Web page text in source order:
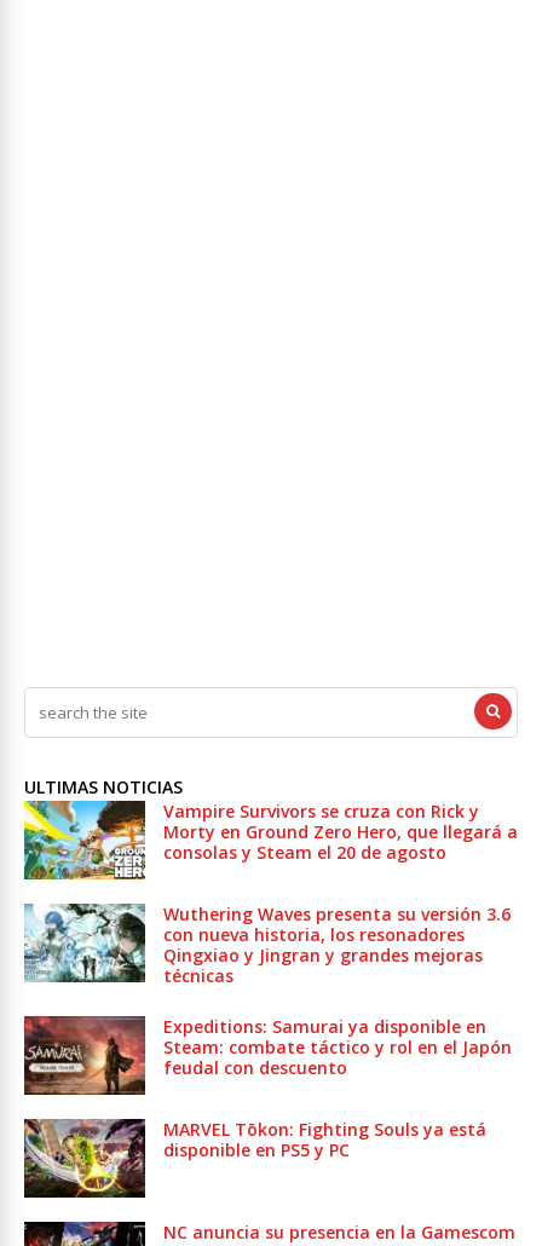
ULTIMAS NOTICIAS
Vampire Survivors se cruza con Rick y
Morty en Ground Zero Hero, que llegará a
consolas y Steam el 20 de agosto
Wuthering Waves presenta su versión 3.6
con nueva historia, los resonadores
Qingxiao y Jingran y grandes mejoras
técnicas
Expeditions: Samurai ya disponible en
Steam: combate táctico y rol en el Japón
feudal con descuento
MARVEL Tōkon: Fighting Souls ya está
disponible en PS5 y PC
NC anuncia su presencia en la Gamescom